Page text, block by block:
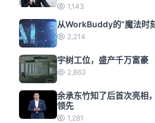
1,143
从WorkBuddy的“魔法时
2,214
宇树工位，盛产千万富豪
2,863
余承东竹知了后首次亮相
领先
1,281